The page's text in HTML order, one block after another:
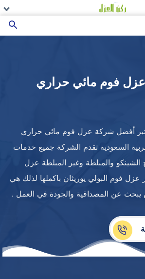
بحث
فوم مائي حراري
أفضل شركة عزل فوم مائي حراري
السعودية تقدم الشركة جميع خدمات
والمبلطة وغير المبلطة عزل
عزل فوم البولي يوريثان باكملها لذلك هي
يبحث عن المصداقية والجودة في العمل .